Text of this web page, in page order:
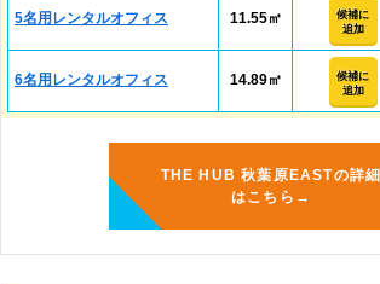
5名用レンタルオフィス 11.55㎡
候補に
追加
6名用レンタルオフィス 14.89㎡
候補に
追加
THE HUB 秋葉原EASTの詳細
はこちら→